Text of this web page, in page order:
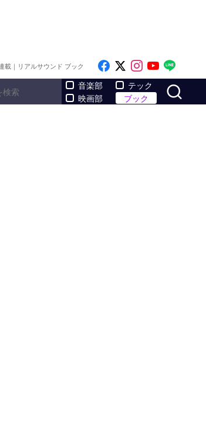
載｜リアルサウンド ブック Like on Facebook
Follow on x
Follow on
Follow
音楽部
映画部
テック
ブック